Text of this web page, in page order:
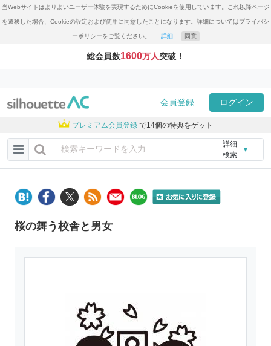
当Webサイトはよりよいユーザー体験を実現するためにCookieを使用しています。これ以降ページ
を遷移した場合、Cookieの設定および使用に同意したことになります。詳細についてはプライバシ
ーポリシーをご覧ください。 詳細 同意
総会員数1600万人突破！
会員登録 ログイン
プレミアム会員登録 で14個の特典をゲット
詳細
検索
▼
桜の舞う校舎と男女